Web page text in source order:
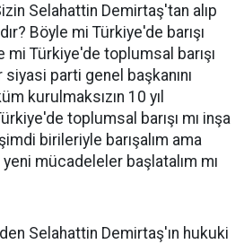
Selahattin Demirtaş'tan alıp
Böyle mi Türkiye'de barışı
Türkiye'de toplumsal barışı
parti genel başkanını
kurulmaksızın 10 yıl
toplumsal barışı mı inşa
birileriyle barışalım ama
yeni mücadeleler başlatalım mı
Selahattin Demirtaş'ın hukuki